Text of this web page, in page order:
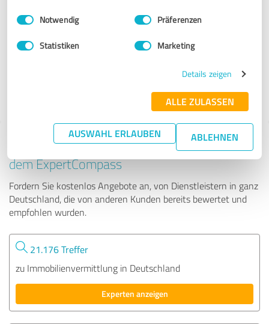
Impressum Datenschutzbestimmungen
Einwilligungsauswahl
Notwendig Präferenzen
Statistiken Marketing
Details zeigen
ALLE ZULASSEN
AUSWAHL ERLAUBEN ABLEHNEN
Südeifel-immobilien e.k.
Tipp: Die passenden Experten finden - mit
dem ExpertCompass
Fordern Sie kostenlos Angebote an, von Dienstleistern in ganz
Deutschland, die von anderen Kunden bereits bewertet und
empfohlen wurden.
21.176 Treffer
zu Immobilienvermittlung in Deutschland
Experten anzeigen